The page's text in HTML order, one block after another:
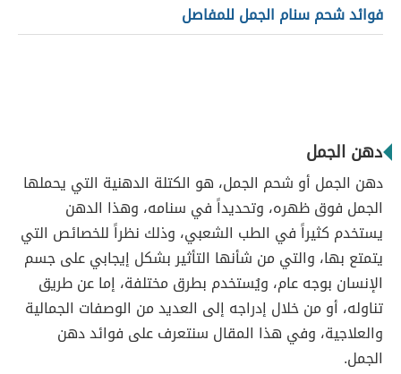
فوائد شحم سنام الجمل للمفاصل
دهن الجمل
دهن الجمل أو شحم الجمل، هو الكتلة الدهنية التي يحملها
الجمل فوق ظهره، وتحديداً في سنامه، وهذا الدهن
يستخدم كثيراً في الطب الشعبي، وذلك نظراً للخصائص التي
يتمتع بها، والتي من شأنها التأثير بشكل إيجابي على جسم
الإنسان بوجه عام، ويُستخدم بطرق مختلفة، إما عن طريق
تناوله، أو من خلال إدراجه إلى العديد من الوصفات الجمالية
والعلاجية، وفي هذا المقال سنتعرف على فوائد دهن
الجمل.